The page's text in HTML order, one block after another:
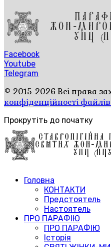
Facebook
Youtube
Telegram
© 2015-2026 Всі права
конфіденційності
Прокрутіть до початку
Головна
КОНТАКТИ
Предстоятель
Настоятель
ПРО ПАРАФІЮ
ПРО ПАРАФІЮ
Історія